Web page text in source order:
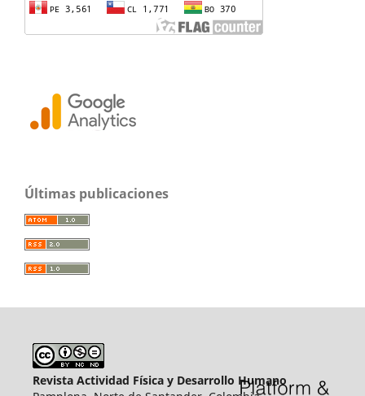
Últimas publicaciones
Revista Actividad Física y Desarrollo Humano